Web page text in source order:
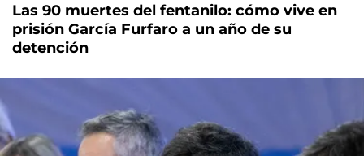
Las 90 muertes del fentanilo: cómo vive en
prisión García Furfaro a un año de su
detención